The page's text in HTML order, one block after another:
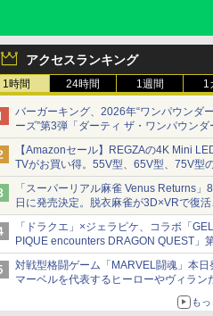
アクセスランキング
1時間 24時間 1週間 1
バーガーキング、2026年“ワンパウンダ
ーズ”第3弾「ダーティ ザ・ワンパウンダ
8月7日発売
「特製ガーリックマヨソース」を使用し
型チーズバーガー
【Amazonセール】REGZAの4K Mini
TVがお買い得。55V型、65V型、75V型
年モデルがラインナップ
「スーパーリアル麻雀 Venus Returns」
日に発売決定。脱衣麻雀が3D×VRで復活
発売から2週間は20%オフになるセール
「ドラクエ」×ジェラピケ、コラボ「
PIQUE encounters DRAGON QUEST」
本日発売
アイスカップに入ったスライムやわたぼ
ビーサタンなどがオリジナルアートで登
対戦型格闘ゲーム「MARVEL闘魂」本日
マーベルを代表するヒーローやヴィラン
「GUILTY GEAR」などの格ゲーを手掛
も